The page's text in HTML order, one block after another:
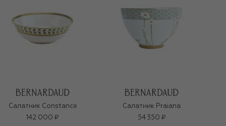
Салатник Constance
142 000 ₽
Салатник Praiana
54 350 ₽